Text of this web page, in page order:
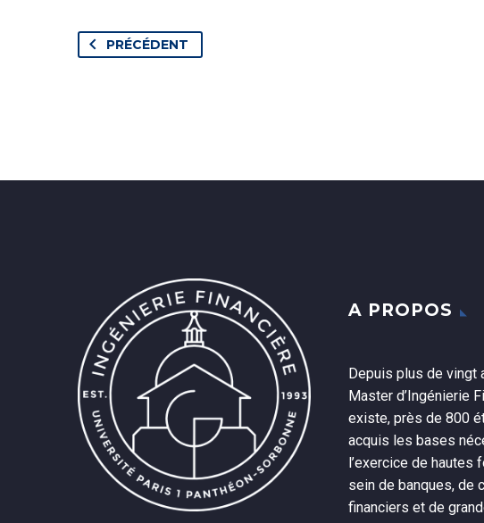
PRÉCÉDENT
A PROPOS
Depuis plus de vingt
Master d’Ingénierie
existe, près de 800
acquis les bases
l’exercice de hautes
sein de banques, de
financiers et de